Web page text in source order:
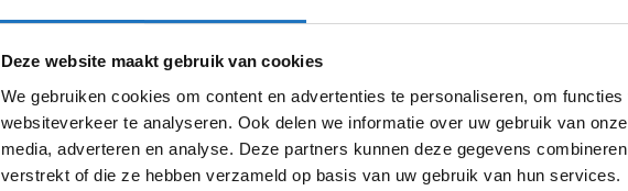
Deze website maakt gebruik van cookies
We gebruiken cookies om content en advertenties te personaliseren, om
websiteverkeer te analyseren. Ook delen we informatie over uw gebruik van
media, adverteren en analyse. Deze partners kunnen deze gegevens
verstrekt of die ze hebben verzameld op basis van uw gebruik van hun services.